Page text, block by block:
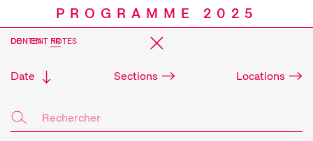
PROGRAMME 2025
CONTENT NOTES
DE | EN | FR
Date Sections Locations